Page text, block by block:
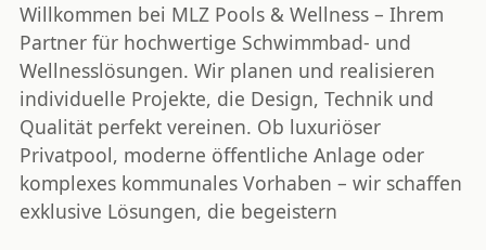
Willkommen bei MLZ Pools & Wellness– Ihrem
Partner für hochwertige Schwimmbad- und
Wellnesslösungen. Wir planen und realisieren
individuelle Projekte, die Design, Technik und
Qualität perfekt vereinen. Ob luxuriöser
Privatpool, moderne öffentliche Anlage oder
komplexes kommunales Vorhaben – wir schaffen
exklusive Lösungen, die begeistern